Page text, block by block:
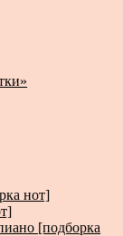
нот]
[подборка